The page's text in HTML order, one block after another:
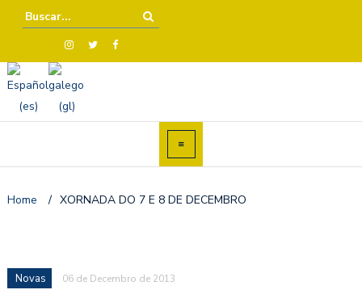
Home / XORNADA DO 7 E 8 DE DECEMBRO
Novas 06 de Decembro de 2013